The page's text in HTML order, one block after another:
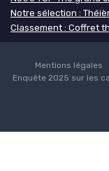
Notre sélection :
Classement : Coffret
Mentions légales
Enquête 2025 sur les